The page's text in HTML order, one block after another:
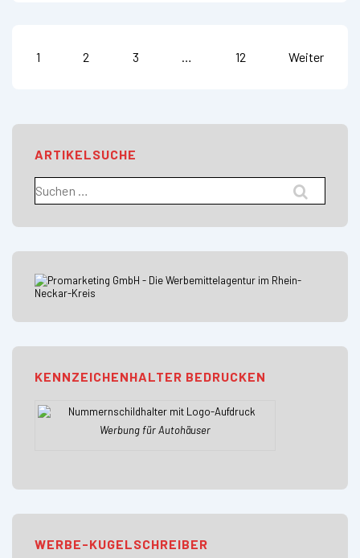
Seitennummerierung
1 2 3 12 Weiter
ARTIKELSUCHE
nach:
KENNZEICHENHALTER BEDRUCKEN
Werbung für Autohäuser
WERBE-KUGELSCHREIBER